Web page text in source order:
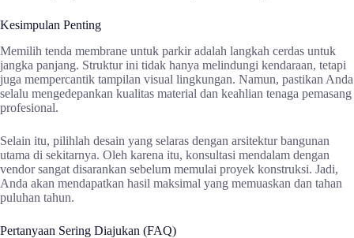
Kesimpulan Penting
Memilih tenda membrane untuk parkir adalah langkah cerdas untuk
jangka panjang. Struktur ini tidak hanya melindungi kendaraan, tetapi
juga mempercantik tampilan visual lingkungan. Namun, pastikan Anda
selalu mengedepankan kualitas material dan keahlian tenaga pemasang
profesional.
Selain itu, pilihlah desain yang selaras dengan arsitektur bangunan
utama di sekitarnya. Oleh karena itu, konsultasi mendalam dengan
vendor sangat disarankan sebelum memulai proyek konstruksi. Jadi,
Anda akan mendapatkan hasil maksimal yang memuaskan dan tahan
puluhan tahun.
Pertanyaan Sering Diajukan (FAQ)